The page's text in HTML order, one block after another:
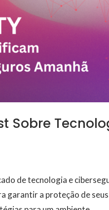
Sobre
de tecnologia e
garantir a proteção de